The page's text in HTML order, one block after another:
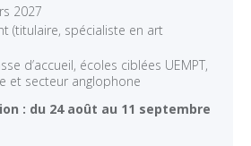
2027
(titulaire, spécialiste en art
d’accueil, écoles ciblées UEMPT,
et secteur anglophone
: du 24 août au 11 septembre